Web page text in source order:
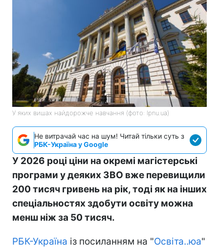
У яких вишах найдорожче навчання (фото: lpnu.ua)
Не витрачай час на шум! Читай тільки суть з
РБК-Україна у Google
У 2026 році ціни на окремі магістерські
програми у деяких ЗВО вже перевищили
200 тисяч гривень на рік, тоді як на інших
спеціальностях здобути освіту можна
менш ніж за 50 тисяч.
РБК-Україна із посиланням на "Освіта..юа"